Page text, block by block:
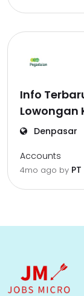
Info
Lowongan
Denpasar
Accounts
4mo ago by